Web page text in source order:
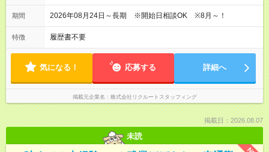
09:30～10:30 ・勤務終了時間 16:30～17:30 ・実働 05:00～
07:00
期間 2026年08月24日～長期 ※開始日相談OK ※8月～！
特徴 履歴書不要
気になる！ 応募する 詳細へ
掲載元企業名 株式会社リクルートスタッフィング
掲載日：2026.08.07
未読